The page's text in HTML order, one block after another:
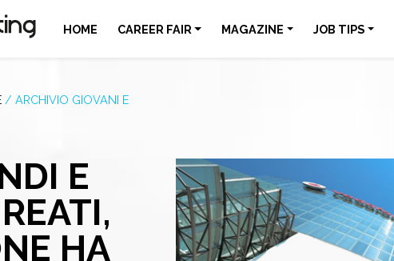
HOME CAREER FAIR MAGAZINE JOB TIPS
/ ARCHIVIO GIOVANI E
E
HA